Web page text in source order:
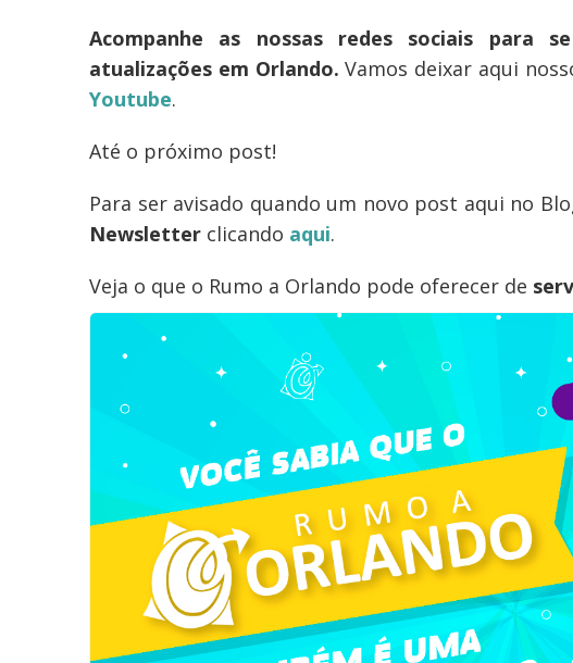
Acompanhe as nossas redes sociais para
atualizações em Orlando. Vamos deixar aqui
Youtube.
Até o próximo post!
Para ser avisado quando um novo post aqui no
Newsletter clicando aqui.
Veja o que o Rumo a Orlando pode oferecer de